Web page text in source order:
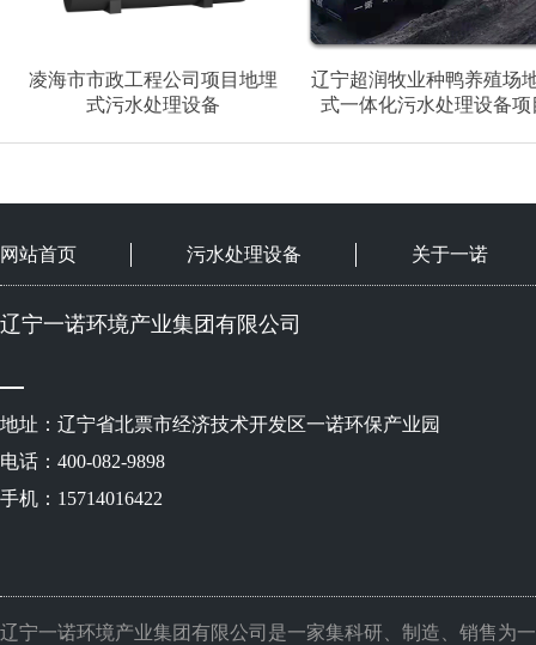
凌海市市政工程公司项目地埋
式污水处理设备
辽宁超润牧业种鸭养殖场
式一体化污水处理设备项
网站首页 污水处理设备 关于一诺
辽宁一诺环境产业集团有限公司
地址：辽宁省北票市经济技术开发区一诺环保产业园
电话：400-082-9898
手机：15714016422
辽宁一诺环境产业集团有限公司是一家集科研、制造、销售为